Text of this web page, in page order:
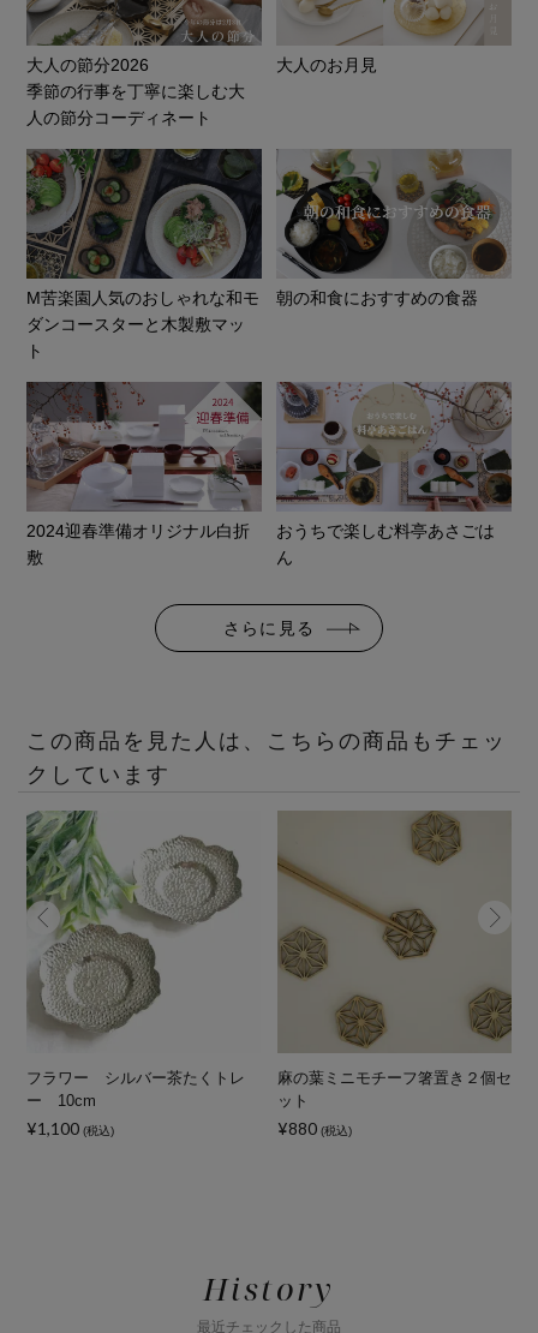
大人の節分2026
季節の行事を丁寧に楽しむ大
人の節分コーディネート
大人のお月見
M苦楽園人気のおしゃれな和モ
ダンコースターと木製敷マッ
ト
朝の和食におすすめの食器
2024迎春準備オリジナル白折
敷
おうちで楽しむ料亭あさごは
ん
さらに見る
この商品を見た人は、こちらの商品もチェッ
クしています
フラワー シルバー茶たくトレ
ー 10cm
¥1,100 (税込)
麻の葉ミニモチーフ箸置き２個セ
ット
¥880 (税込)
History
最近チェックした商品